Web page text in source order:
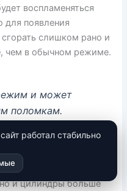
воспламеняться
для появления
слишком рано и
чем в обычном режиме.
и может
поломкам.
и цилиндры больше
работал стабильно